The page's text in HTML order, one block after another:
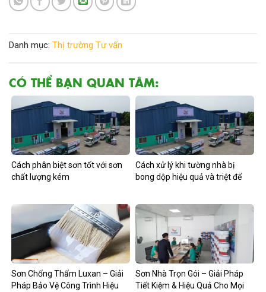
Danh mục: Thị trường Tư vấn
CÓ THỂ BẠN QUAN TÂM:
Cách phân biệt sơn tốt với sơn
chất lượng kém
Cách xử lý khi tường nhà bị
bong dộp hiệu quả và triệt để
Sơn Chống Thấm Luxan – Giải
Pháp Bảo Vệ Công Trình Hiệu
Sơn Nhà Trọn Gói – Giải Pháp
Tiết Kiệm & Hiệu Quả Cho Mọi